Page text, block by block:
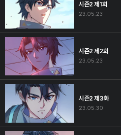
시즌2 제1화
23.05.23
시즌2 제2화
23.05.23
시즌2 제3화
23.05.30